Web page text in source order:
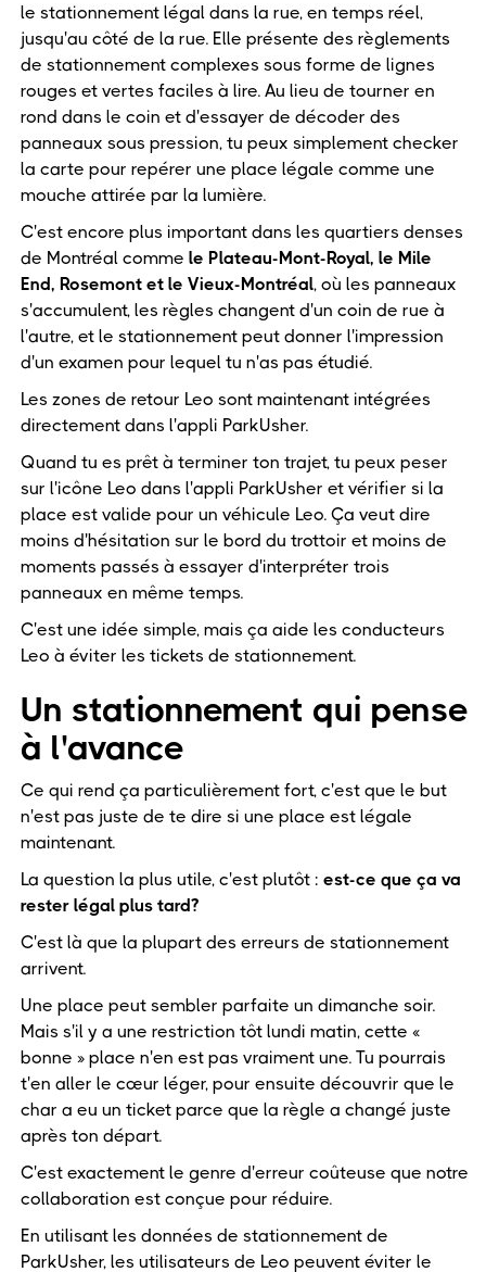
le stationnement légal dans la rue, en temps réel,
jusqu'au côté de la rue. Elle présente des règlements
de stationnement complexes sous forme de lignes
rouges et vertes faciles à lire. Au lieu de tourner en
rond dans le coin et d'essayer de décoder des
panneaux sous pression, tu peux simplement checker
la carte pour repérer une place légale comme une
mouche attirée par la lumière.
C'est encore plus important dans les quartiers denses
de Montréal comme le Plateau-Mont-Royal, le Mile
End, Rosemont et le Vieux-Montréal, où les panneaux
s'accumulent, les règles changent d'un coin de rue à
l'autre, et le stationnement peut donner l'impression
d'un examen pour lequel tu n'as pas étudié.
Les zones de retour Leo sont maintenant intégrées
directement dans l'appli ParkUsher.
Quand tu es prêt à terminer ton trajet, tu peux peser
sur l'icône Leo dans l'appli ParkUsher et vérifier si la
place est valide pour un véhicule Leo. Ça veut dire
moins d'hésitation sur le bord du trottoir et moins de
moments passés à essayer d'interpréter trois
panneaux en même temps.
C'est une idée simple, mais ça aide les conducteurs
Leo à éviter les tickets de stationnement.
Un stationnement qui pense
à l'avance
Ce qui rend ça particulièrement fort, c'est que le but
n'est pas juste de te dire si une place est légale
maintenant.
La question la plus utile, c'est plutôt : est-ce que ça va
rester légal plus tard?
C'est là que la plupart des erreurs de stationnement
arrivent.
Une place peut sembler parfaite un dimanche soir.
Mais s'il y a une restriction tôt lundi matin, cette «
bonne » place n'en est pas vraiment une. Tu pourrais
t'en aller le cœur léger, pour ensuite découvrir que le
char a eu un ticket parce que la règle a changé juste
après ton départ.
C'est exactement le genre d'erreur coûteuse que notre
collaboration est conçue pour réduire.
En utilisant les données de stationnement de
ParkUsher, les utilisateurs de Leo peuvent éviter le